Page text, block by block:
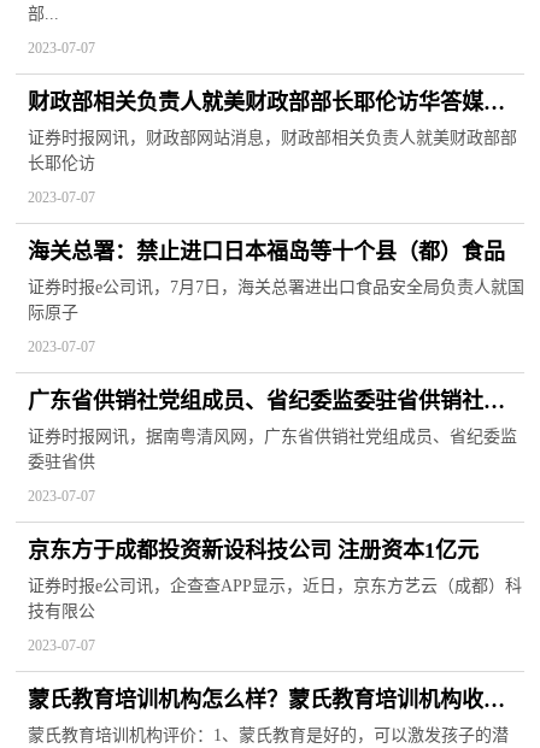
局）
部...
2023-07-07
财政部相关负责人就美财政部部长耶伦访华答媒体
询问
证券时报网讯，财政部网站消息，财政部相关负责人就美财政部部
长耶伦访
2023-07-07
海关总署：禁止进口日本福岛等十个县（都）食品
证券时报e公司讯，7月7日，海关总署进出口食品安全局负责人就国
际原子
2023-07-07
广东省供销社党组成员、省纪委监委驻省供销社纪
检监察组组长冯庆接受纪律审查和监察调查
证券时报网讯，据南粤清风网，广东省供销社党组成员、省纪委监
委驻省供
2023-07-07
京东方于成都投资新设科技公司 注册资本1亿元
证券时报e公司讯，企查查APP显示，近日，京东方艺云（成都）科
技有限公
2023-07-07
蒙氏教育培训机构怎么样？蒙氏教育培训机构收费
标准
蒙氏教育培训机构评价：1、蒙氏教育是好的，可以激发孩子的潜